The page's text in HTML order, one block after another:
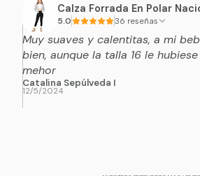
Calza Forrada En Polar
5.0 36 reseñas
Muy suaves y calentitas, a mi
bien, aunque la talla 16 le
mehor
Catalina Sepúlveda I
12/5/2024